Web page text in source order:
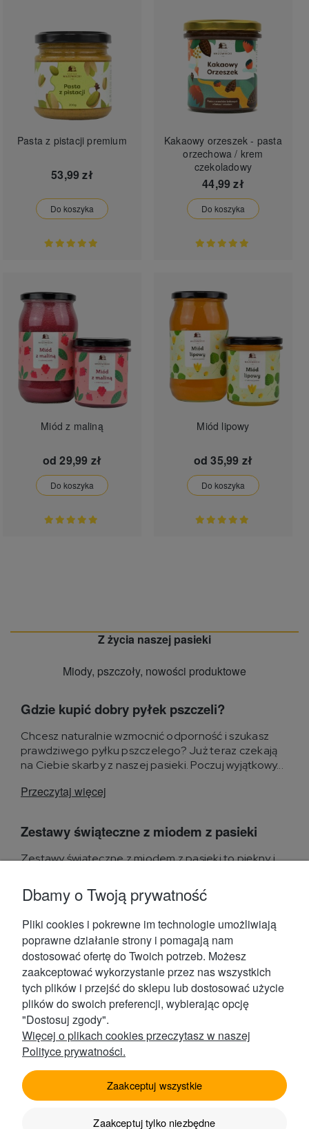
Pasta z pistacji premium
53,99 zł
Do koszyka
Kakaowy orzeszek - pasta
orzechowa / krem
czekoladowy
44,99 zł
Do koszyka
Miód z maliną
od 29,99 zł
Do koszyka
Miód lipowy
od 35,99 zł
Do koszyka
Z życia naszej pasieki
Miody, pszczoły, nowości produktowe
Gdzie kupić dobry pyłek pszczeli?
Chcesz naturalnie wzmocnić odporność i szukasz
prawdziwego pyłku pszczelego? Już teraz czekają
na Ciebie skarby z naszej pasieki. Poczuj wyjątkowy...
Przeczytaj więcej
Zestawy świąteczne z miodem z pasieki
Zestawy świąteczne z miodem z pasieki to piękny i
internetowego...
Kontakt
Obsługa Klienta
Dbamy o Twoją prywatność
Pliki cookies i pokrewne im technologie umożliwiają
poprawne działanie strony i pomagają nam
dostosować ofertę do Twoich potrzeb. Możesz
zaakceptować wykorzystanie przez nas wszystkich
tych plików i przejść do sklepu lub dostosować użycie
plików do swoich preferencji, wybierając opcję
"Dostosuj zgody".
Więcej o plikach cookies przeczytasz w naszej
Polityce prywatności.
Zaakceptuj tylko niezbędne
Zaakceptuj wszystkie